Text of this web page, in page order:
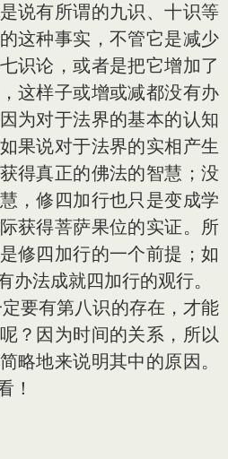
说有所谓的九识、十识等
这种事实，不管它是减少
识论，或者是把它增加了
这样子或增或减都没有办
为对于法界的基本的认知
果说对于法界的实相产生
得真正的佛法的智慧；没
，修四加行也只是变成学
获得菩萨果位的实证。所
修四加行的一个前提；如
办法成就四加行的观行。
有第八识的存在，才能
？因为时间的关系，所以
略地来说明其中的原因。
！